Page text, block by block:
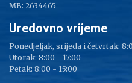
MB: 2634465
Uredovno vrijeme
Ponedjeljak, srijeda i četvrtak:
Utorak: 8:00 - 17:00
Petak: 8:00 - 15:00